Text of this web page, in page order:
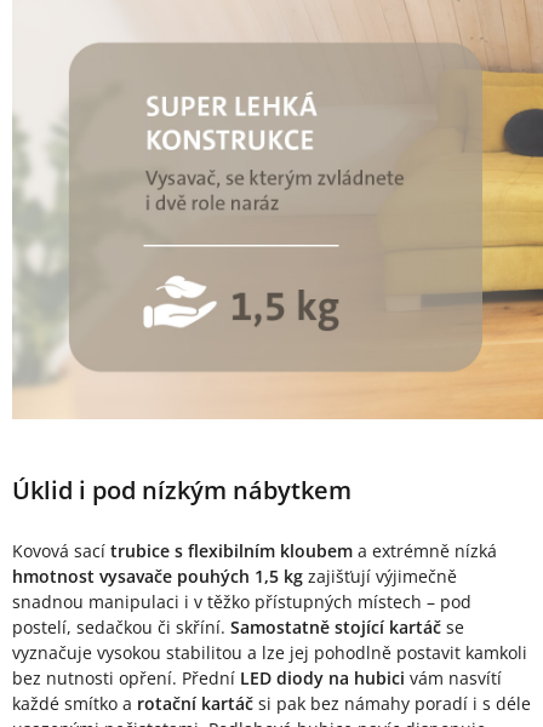
Úklid i pod nízkým nábytkem
Kovová sací trubice s flexibilním kloubem a extrémně nízká
hmotnost vysavače pouhých 1,5 kg zajišťují výjimečně
snadnou manipulaci i v těžko přístupných místech – pod
postelí, sedačkou či skříní. Samostatně stojící kartáč se
vyznačuje vysokou stabilitou a lze jej pohodlně postavit kamkoli
bez nutnosti opření. Přední LED diody na hubici vám nasvítí
každé smítko a rotační kartáč si pak bez námahy poradí i s déle